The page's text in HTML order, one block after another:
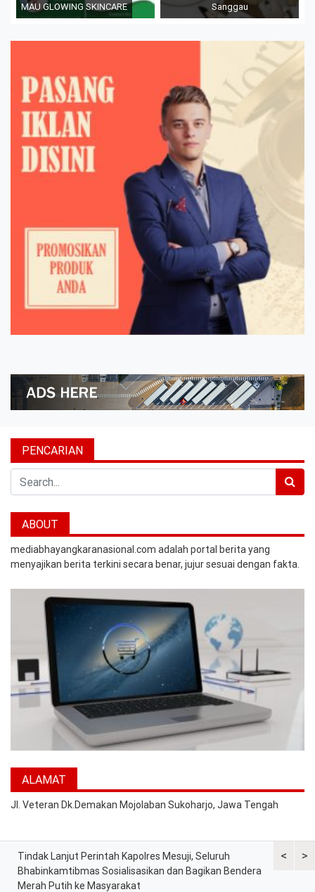
MAU GLOWING SKINCARE
Sanggau
PENCARIAN
Search
ABOUT
mediabhayangkaranasional.com adalah portal berita yang
menyajikan berita terkini secara benar, jujur sesuai dengan fakta.
ALAMAT
Jl. Veteran Dk.Demakan Mojolaban Sukoharjo, Jawa Tengah
<
Tindak Lanjut Perintah Kapolres Mesuji, Seluruh
Bhabinkamtibmas Sosialisasikan dan Bagikan Bendera
Merah Putih ke Masyarakat
Sat
>